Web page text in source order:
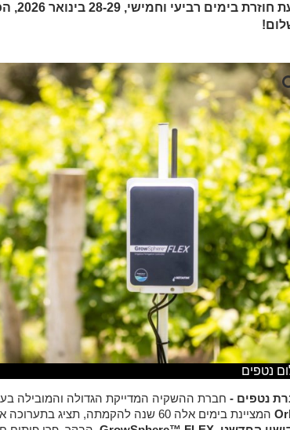
וכעת חוזרת
נטפים
נטפים - חברת ההשקיה המדייקת הגדולה והמובילה
המציינת בימים אלה 60 שנה להקמתה, תציג בתערוכה את